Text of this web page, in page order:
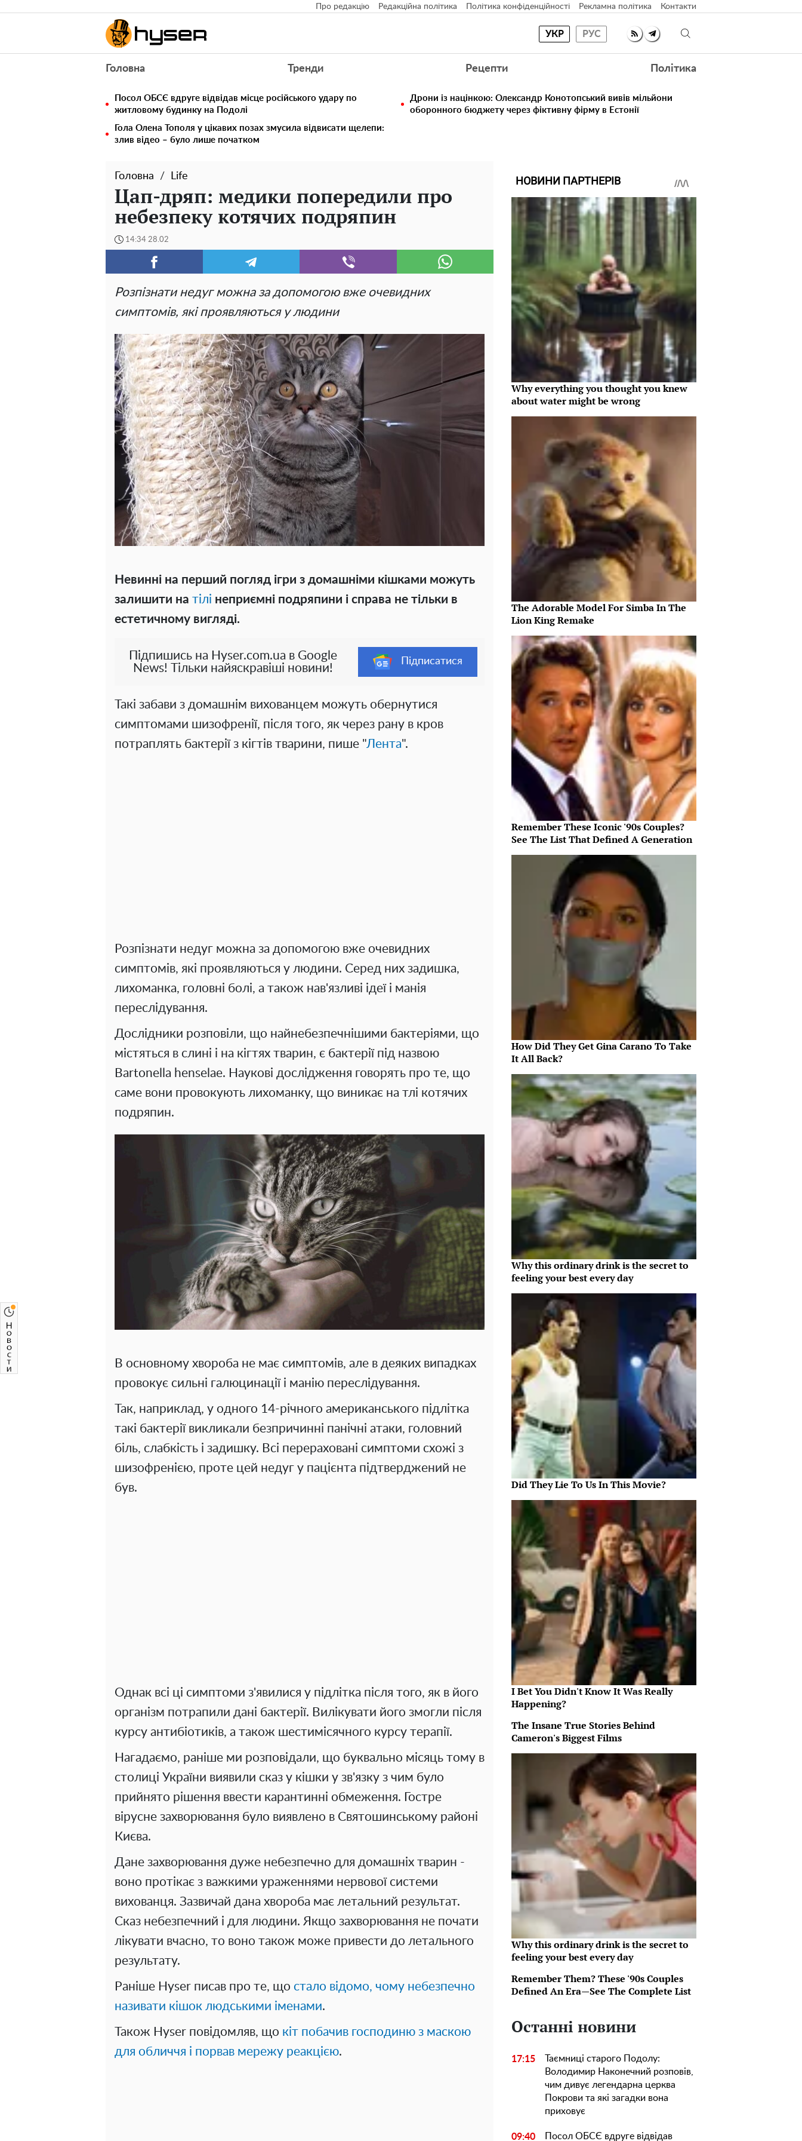
Про редакцію Редакційна політика Політика конфіденційності Рекламна політика Контакти
УКР РУС
Головна Тренди Рецепти Політика
Посол ОБСЄ вдруге відвідав місце російського удару по
житловому будинку на Подолі
Дрони із націнкою: Олександр Конотопський вивів мільйони
оборонного бюджету через фіктивну фірму в Естонії
Гола Олена Тополя у цікавих позах змусила відвисати щелепи:
злив відео – було лише початком
Головна Life
Цап-дряп: медики попередили про
небезпеку котячих подряпин
14:34 28.02
Розпізнати недуг можна за допомогою вже очевидних
симптомів, які проявляються у людини
Невинні на перший погляд ігри з домашніми кішками можуть
залишити на тілі неприємні подряпини і справа не тільки в
естетичному вигляді.
Підпишись на Hyser.com.ua в Google
News! Тільки найяскравіші новини!
Підписатися
Такі забави з домашнім вихованцем можуть обернутися
симптомами шизофренії, після того, як через рану в кров
потраплять бактерії з кігтів тварини, пише "Лента".
Розпізнати недуг можна за допомогою вже очевидних
симптомів, які проявляються у людини. Серед них задишка,
лихоманка, головні болі, а також нав'язливі ідеї і манія
переслідування.
Дослідники розповіли, що найнебезпечнішими бактеріями, що
містяться в слині і на кігтях тварин, є бактерії під назвою
Bartonella henselae. Наукові дослідження говорять про те, що
саме вони провокують лихоманку, що виникає на тлі котячих
подряпин.
В основному хвороба не має симптомів, але в деяких випадках
провокує сильні галюцинації і манію переслідування.
Так, наприклад, у одного 14-річного американського підлітка
такі бактерії викликали безпричинні панічні атаки, головний
біль, слабкість і задишку. Всі перераховані симптоми схожі з
шизофренією, проте цей недуг у пацієнта підтверджений не
був.
Однак всі ці симптоми з'явилися у підлітка після того, як в його
організм потрапили дані бактерії. Вилікувати його змогли після
курсу антибіотиків, а також шестимісячного курсу терапії.
Нагадаємо, раніше ми розповідали, що буквально місяць тому в
столиці України виявили сказ у кішки у зв'язку з чим було
прийнято рішення ввести карантинні обмеження. Гостре
вірусне захворювання було виявлено в Святошинському районі
Києва.
Дане захворювання дуже небезпечно для домашніх тварин -
воно протікає з важкими ураженнями нервової системи
вихованця. Зазвичай дана хвороба має летальний результат.
Сказ небезпечний і для людини. Якщо захворювання не почати
лікувати вчасно, то воно також може привести до летального
результату.
Раніше Hyser писав про те, що стало відомо, чому небезпечно
називати кішок людськими іменами.
Також Hyser повідомляв, що кіт побачив господиню з маскою
для обличчя і порвав мережу реакцією.
НОВИНИ ПАРТНЕРІВ
Why everything you thought you knew
about water might be wrong
The Adorable Model For Simba In The
Lion King Remake
Remember These Iconic '90s Couples?
See The List That Defined A Generation
How Did They Get Gina Carano To Take
It All Back?
Why this ordinary drink is the secret to
feeling your best every day
Did They Lie To Us In This Movie?
I Bet You Didn't Know It Was Really
Happening?
The Insane True Stories Behind
Cameron's Biggest Films
Why this ordinary drink is the secret to
feeling your best every day
Remember Them? These '90s Couples
Defined An Era—See The Complete List
Останні новини
17:15
Таємниці старого Подолу:
Володимир Наконечний розповів,
чим дивує легендарна церква
Покрови та які загадки вона
приховує
09:40 Посол ОБСЄ вдруге відвідав